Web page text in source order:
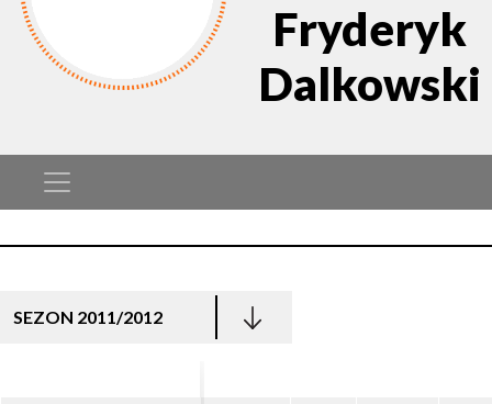
Fryderyk
Dalkowski
SEZON 2011/2012